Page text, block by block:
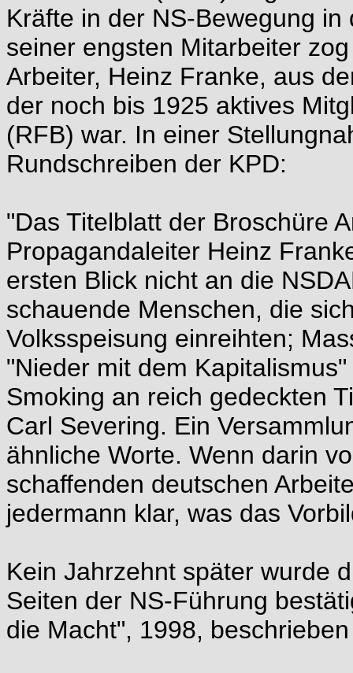
Kräfte in der NS-Bewegung
seiner engsten Mitarbeiter
Arbeiter, Heinz Franke, aus
der noch bis 1925 aktives
(RFB) war. In einer
Rundschreiben der KPD:
"Das Titelblatt der Broschüre
Propagandaleiter Heinz
ersten Blick nicht an die
schauende Menschen, die
Volksspeisung einreihten;
"Nieder mit dem
Smoking an reich gedeckten
Carl Severing. Ein
ähnliche Worte. Wenn darin
schaffenden deutschen
jedermann klar, was das
Kein Jahrzehnt später wurde
Seiten der NS-Führung
die Macht", 1998,